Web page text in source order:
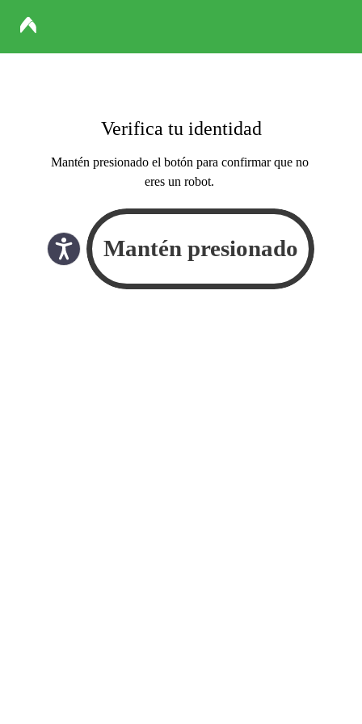
Verifica tu identidad
Mantén presionado el botón para confirmar que no
eres un robot.